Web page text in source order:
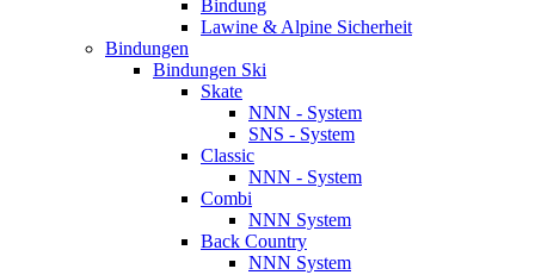
Bindung
Lawine & Alpine Sicherheit
Bindungen
Bindungen Ski
Skate
NNN - System
SNS - System
Classic
NNN - System
Combi
NNN System
Back Country
NNN System